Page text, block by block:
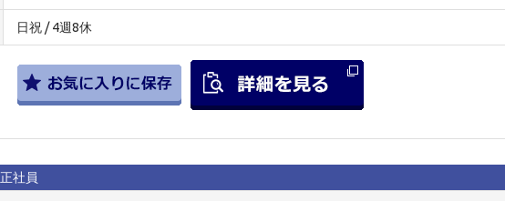
日祝 / 4週8休
正社員